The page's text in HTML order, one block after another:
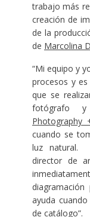
trabajo más
creación de
de la
de Marcolina
“Mi equipo y
procesos y
que se
fotógrafo
Photography
cuando se
luz natural.
director de
ayuda
de catálogo”.